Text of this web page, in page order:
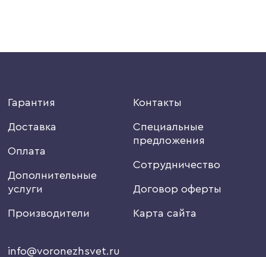
Гарантия
Доставка
Оплата
Дополнительные
услуги
Производители
Контакты
Специальные
предложения
Сотрудничество
Договор оферты
Карта сайта
info@voronezhsvet.ru